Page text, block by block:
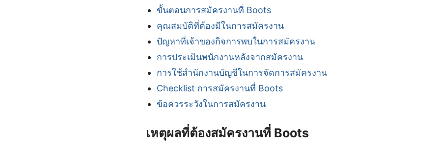
ขั้นตอนการสมัครงานที่ Boots
คุณสมบัติที่ต้องมีในการสมัครงาน
ปัญหาที่เจ้าของกิจการพบในการสมัครงาน
การประเมินพนักงานหลังจากสมัครงาน
การใช้สำนักงานบัญชีในการจัดการสมัครงาน
Checklist การสมัครงานที่ Boots
ข้อควรระวังในการสมัครงาน
เหตุผลที่ต้องสมัครงานที่ Boots